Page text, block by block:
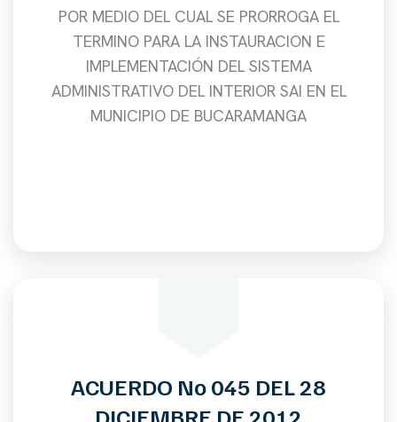
POR MEDIO DEL CUAL SE PRORROGA EL
TERMINO PARA LA INSTAURACION E
IMPLEMENTACIÓN DEL SISTEMA
ADMINISTRATIVO DEL INTERIOR SAI EN EL
MUNICIPIO DE BUCARAMANGA
ACUERDO No 045 DEL 28